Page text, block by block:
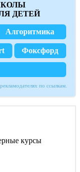
ДЕТЕЙ
Алгоритмика
Фоксфорд
по ссылкам.
курсы